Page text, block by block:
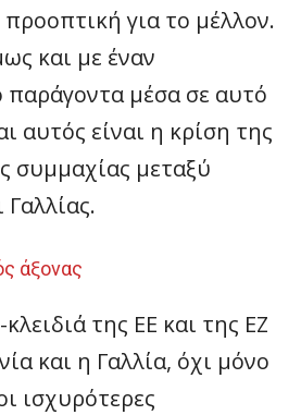
για το μέλλον.
και με έναν
παράγοντα μέσα σε αυτό
αυτός είναι η κρίση της
συμμαχίας μεταξύ
Γαλλίας.
άξονας
της ΕΕ και της ΕΖ
και η Γαλλία, όχι μόνο
ισχυρότερες